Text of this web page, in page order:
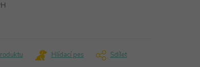
Hlídací pes Sdílet